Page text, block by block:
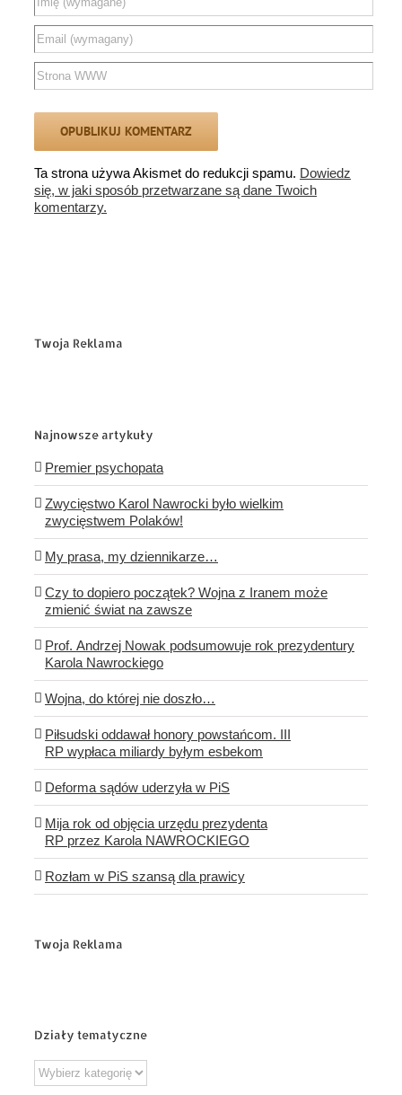
Ta strona używa Akismet do redukcji spamu. Dowiedz
się, w jaki sposób przetwarzane są dane Twoich
komentarzy.
Twoja Reklama
Najnowsze artykuły
Premier psychopata
Zwycięstwo Karol Nawrocki było wielkim
zwycięstwem Polaków!
My prasa, my dziennikarze…
Czy to dopiero początek? Wojna z Iranem może
zmienić świat na zawsze
Prof. Andrzej Nowak podsumowuje rok prezydentury
Karola Nawrockiego
Wojna, do której nie doszło…
Piłsudski oddawał honory powstańcom. III
RP wypłaca miliardy byłym esbekom
Deforma sądów uderzyła w PiS
Mija rok od objęcia urzędu prezydenta
RP przez Karola NAWROCKIEGO
Rozłam w PiS szansą dla prawicy
Twoja Reklama
Działy tematyczne
Działy
tematyczne